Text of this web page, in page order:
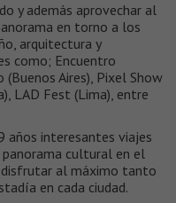
y además aprovechar al
en torno a los
arquitectura y
como; Encuentro
Aires), Pixel Show
LAD Fest (Lima), entre
años interesantes viajes
cultural en el
disfrutar al máximo tanto
en cada ciudad.